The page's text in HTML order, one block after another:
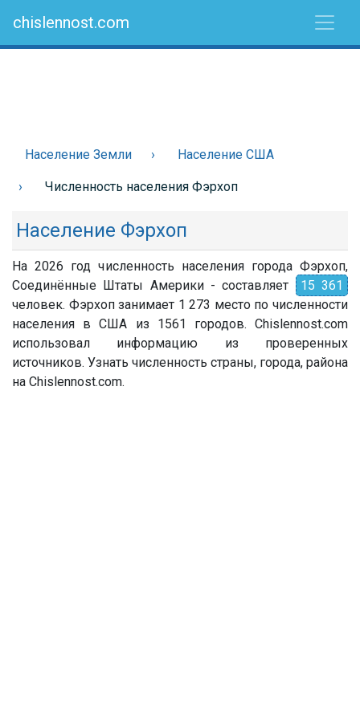
chislennost.com
Население Земли Население США
Численность населения Фэрхоп
Население Фэрхоп
На 2026 год численность населения города Фэрхоп,
Соединённые Штаты Америки - составляет
15 361
человек. Фэрхоп занимает 1 273 место по численности
населения в США из 1561 городов. Chislennost.com
использовал информацию из проверенных
источников. Узнать численность страны, города, района
на Chislennost.com.